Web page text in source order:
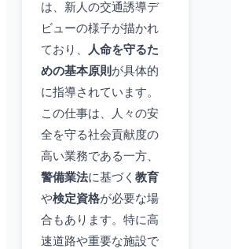
は、新人の交通誘導デ
ビューの様子が描かれ
ており、
人命を守るた
めの基本原則 が具体的
に指導されています。
この仕事は、人々の安
全を守る社会貢献度の
高い業務である一方、
警備業法に基づく 教育
や検定資格が必要な場
合もあります。特に高
速道路や重要な施設で